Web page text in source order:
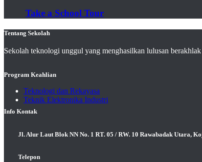
Take a School Tour
Tentang Sekolah
Sekolah teknologi unggul yang menghasilkan lulusan
Program Keahlian
Teknologi dan Rekayasa
Teknik Elektronika Industri
Info Kontak
Jl. Alur Laut Blok NN No. 1 RT. 05 / RW. 10 Rawabadak Utara,
Telepon